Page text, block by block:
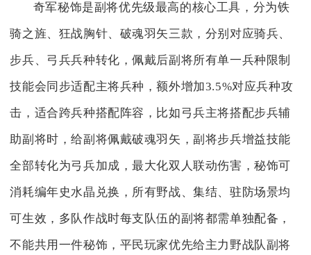
奇军秘饰是副将优先级最高的核心工具，分为铁
骑之旌、狂战胸针、破魂羽矢三款，分别对应骑兵、
步兵、弓兵兵种转化，佩戴后副将所有单一兵种限制
技能会同步适配主将兵种，额外增加3.5%对应兵种攻
击，适合跨兵种搭配阵容，比如弓兵主将搭配步兵辅
助副将时，给副将佩戴破魂羽矢，副将步兵增益技能
全部转化为弓兵加成，最大化双人联动伤害，秘饰可
消耗编年史水晶兑换，所有野战、集结、驻防场景均
可生效，多队作战时每支队伍的副将都需单独配备，
不能共用一件秘饰，平民玩家优先给主力野战队副将